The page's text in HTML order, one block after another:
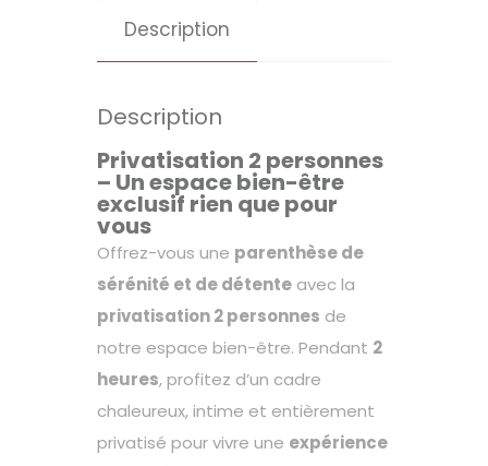
Description
Description
Privatisation 2 personnes
– Un espace bien-être
exclusif rien que pour
vous
Offrez-vous une parenthèse de
sérénité et de détente avec la
privatisation 2 personnes de
notre espace bien-être. Pendant 2
heures, profitez d’un cadre
chaleureux, intime et entièrement
privatisé pour vivre une expérience